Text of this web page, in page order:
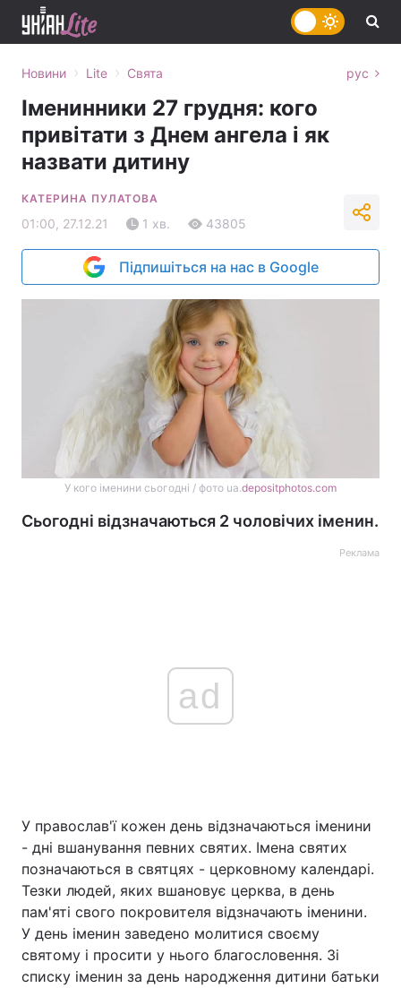
Головна Війна
Україна Політика
Економіка Світ
Новини › Lite › Свята рус
Іменинники 27 грудня: кого
привітати з Днем ангела і як
назвати дитину
КАТЕРИНА ПУЛАТОВА
01:00, 27.12.21 1 хв. 43805
Підпишіться на нас в Google
У кого іменини сьогодні / фото ua.depositphotos.com
Сьогодні відзначаються 2 чоловічих іменин.
Реклама
ad
У православ'ї кожен день відзначаються іменини
- дні вшанування певних святих. Імена святих
позначаються в святцях - церковному календарі.
Тезки людей, яких вшановує церква, в день
пам'яті свого покровителя відзначають іменини.
У день іменин заведено молитися своєму
святому і просити у нього благословення. Зі
списку іменин за день народження дитини батьки